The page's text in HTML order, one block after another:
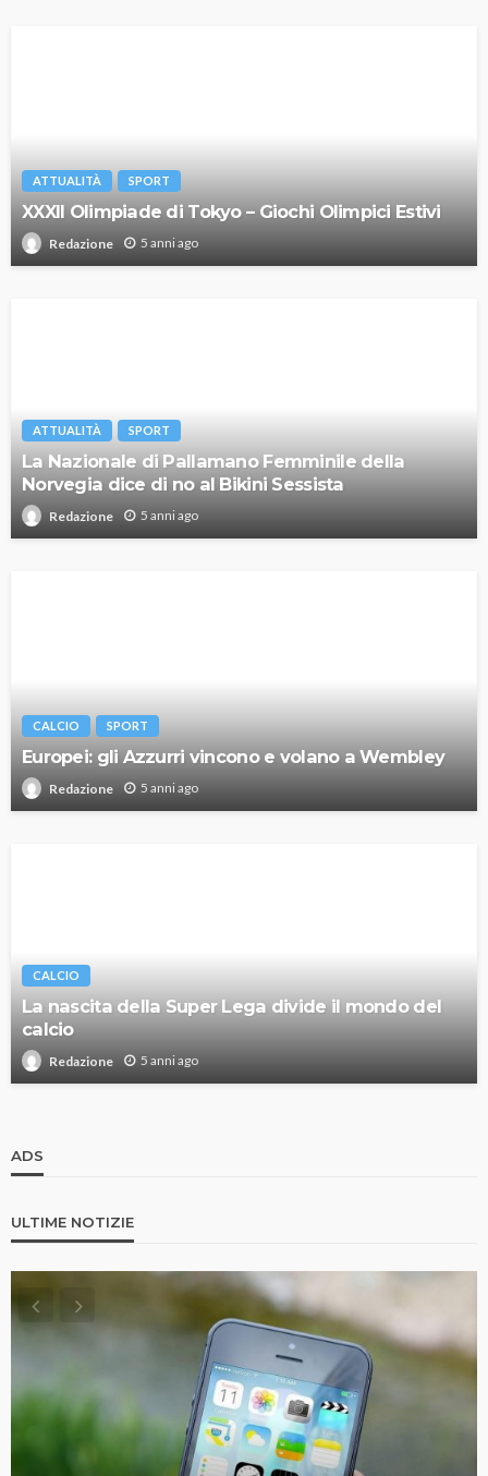
ATTUALITÀ SPORT
XXXII Olimpiade di Tokyo – Giochi Olimpici Estivi
Redazione 5 anni ago
ATTUALITÀ SPORT
La Nazionale di Pallamano Femminile della
Norvegia dice di no al Bikini Sessista
Redazione 5 anni ago
CALCIO SPORT
Europei: gli Azzurri vincono e volano a Wembley
Redazione 5 anni ago
CALCIO
La nascita della Super Lega divide il mondo del
calcio
Redazione 5 anni ago
ADS
ULTIME NOTIZIE